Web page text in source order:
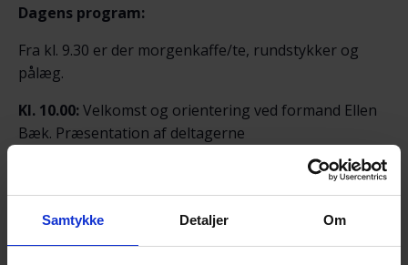
Samtykke Detaljer Om
Dagens program:
Fra kl. 9.30 er der morgenkaffe/te, rundstykker og
pålæg.
Kl. 10.00:Velkomst og orientering ved formand Ellen
Bæk. Præsentation af deltagerne
Oplæg ved direktør for Livslinien Jeppe
Kristen Toft
Livsliniens direktør, Jeppe Kristen Toft var i 1995 med
til at etablere Livslinien. Han har i de sidste 25 år